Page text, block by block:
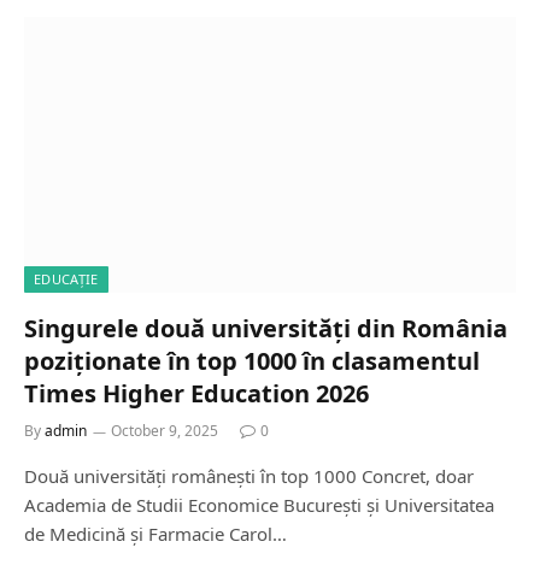
EDUCAȚIE
Singurele două universități din România
poziționate în top 1000 în clasamentul
Times Higher Education 2026
Byadmin October 9, 2025 0
Două universități românești în top 1000 Concret, doar
Academia de Studii Economice București și Universitatea
de Medicină și Farmacie Carol…